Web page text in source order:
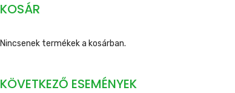
KOSÁR
Nincsenek termékek a kosárban.
KÖVETKEZŐ ESEMÉNYEK